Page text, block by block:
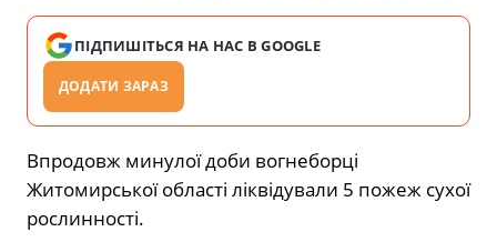
ПІДПИШІТЬСЯ НА НАС В GOOGLE
ДОДАТИ ЗАРАЗ
Впродовж минулої доби вогнеборці
Житомирської області ліквідували 5 пожеж сухої
рослинності.